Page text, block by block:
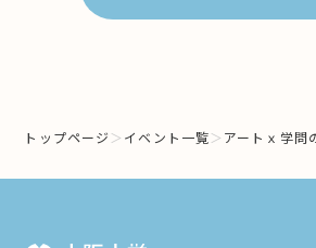
トップページ イベント一覧 アートｘ学